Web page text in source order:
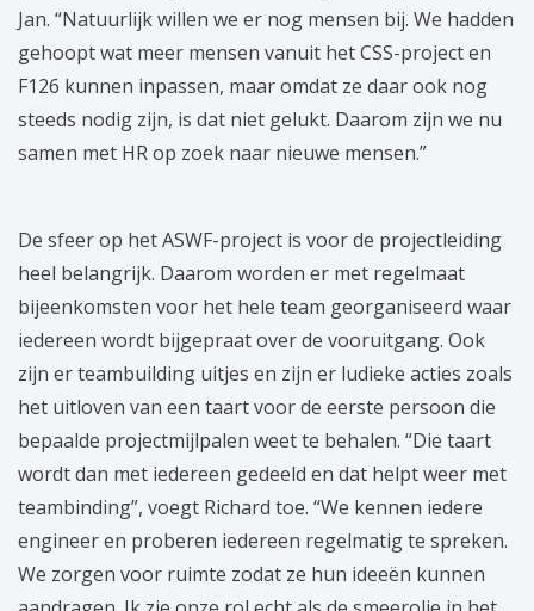
Jan. “Natuurlijk willen we er nog mensen bij. We hadden
gehoopt wat meer mensen vanuit het CSS-project en
F126 kunnen inpassen, maar omdat ze daar ook nog
steeds nodig zijn, is dat niet gelukt. Daarom zijn we nu
samen met HR op zoek naar nieuwe mensen.”
De sfeer op het ASWF-project is voor de projectleiding
heel belangrijk. Daarom worden er met regelmaat
bijeenkomsten voor het hele team georganiseerd waar
iedereen wordt bijgepraat over de vooruitgang. Ook
zijn er teambuilding uitjes en zijn er ludieke acties zoals
het uitloven van een taart voor de eerste persoon die
bepaalde projectmijlpalen weet te behalen. “Die taart
wordt dan met iedereen gedeeld en dat helpt weer met
teambinding”, voegt Richard toe. “We kennen iedere
engineer en proberen iedereen regelmatig te spreken.
We zorgen voor ruimte zodat ze hun ideeën kunnen